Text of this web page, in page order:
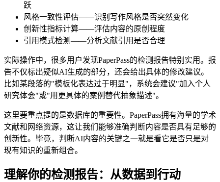
跃
风格一致性评估——识别写作风格是否突然变化
创新性指标计算——评估内容的原创程度
引用模式检测——分析文献引用是否合理
实际操作中，很多用户发现PaperPass的检测报告特别实用。报
告不仅标出疑似AI生成的部分，还会给出具体的修改建议。
比如某段落的"模板化表达过于明显"，系统会建议"加入个人
研究体会"或"用更具体的案例替代抽象描述"。
这里要重点提的是数据库的重要性。PaperPass拥有海量的学术
文献和网络资源，这让我们能够准确判断内容是否具有足够的
创新性。毕竟，判断AI内容的关键之一就是看它是否只是对
现有知识的重新组合。
理解你的检测报告：从数据到行动